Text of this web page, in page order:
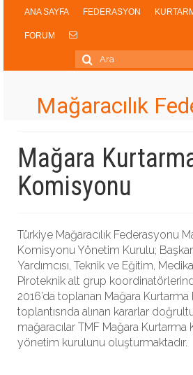
ANA SAYFA FEDERASYON
FORUM
Şunu
ara:
Mağaracılık
Mağara
Komisyonu
Türkiye Mağaracılık Federasyonu
Komisyonu Yönetim Kurulu;
Yardımcısı, Teknik ve Eğitim,
Piroteknik alt grup
2016’da toplanan Mağara
toplantısnda alınan kararlar
mağaracılar TMF Mağara
yönetim kurulunu oluşturmaktadır.